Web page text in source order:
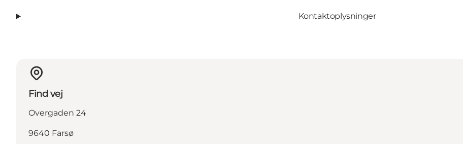
Kontaktoplysninger
Find vej
Overgaden 24
9640 Farsø